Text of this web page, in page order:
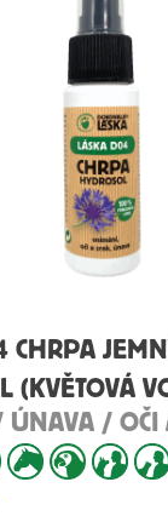
CHRPA
(KVĚTOVÁ
/ OČI